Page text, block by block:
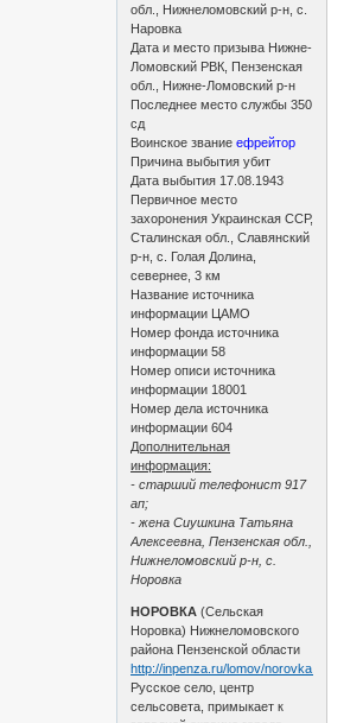
обл., Нижнеломовский р-н, с.
Наровка
Дата и место призыва Нижне-
Ломовский РВК, Пензенская
обл., Нижне-Ломовский р-н
Последнее место службы 350
сд
Воинское званиеефрейтор
Причина выбытия убит
Дата выбытия 17.08.1943
Первичное место
захоронения Украинская ССР,
Сталинская обл., Славянский
р-н, с. Голая Долина,
севернее, 3 км
Название источника
информации ЦАМО
Номер фонда источника
информации 58
Номер описи источника
информации 18001
Номер дела источника
информации 604
Дополнительная
информация:
- старший телефонист 917
ап;
- жена Сиушкина Татьяна
Алексеевна, Пензенская обл.,
Нижнеломовский р-н, с.
Норовка
НОРОВКА(Сельская
Норовка) Нижнеломовского
района Пензенской области
http://inpenza.ru/lomov/norovka.php
Русское село, центр
сельсовета, примыкает к